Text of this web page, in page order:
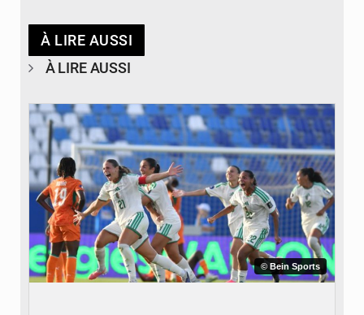
À LIRE AUSSI
À LIRE AUSSI
© Bein Sports